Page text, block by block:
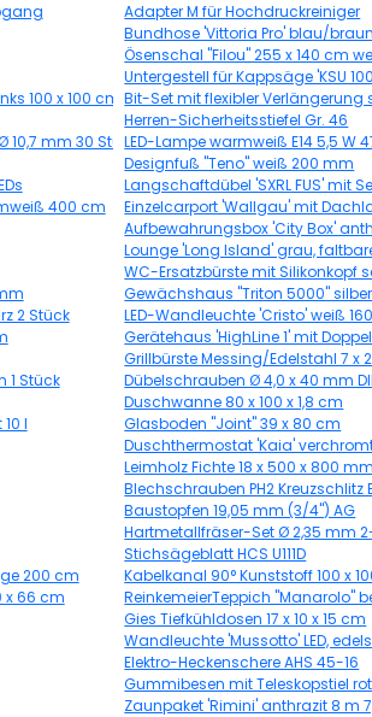
Adapter M für Hochdruckreiniger
Bundhose 'Vittoria Pro' blau/braun
Ösenschal "Filou" 255 x 140 cm
Untergestell für Kappsäge 'KSU
100 x 100 cm Bit-Set mit flexibler Verlängerung
Herren-Sicherheitsstiefel Gr. 46
10,7 mm 30 StückLED-Lampe warmweiß E14 5,5 W
Designfuß "Teno" weiß 200 mm
Langschaftdübel 'SXRL FUS' mit
400 cm
Einzelcarport 'Wallgau' mit
Aufbewahrungsbox 'City Box'
Lounge 'Long Island' grau,
WC-Ersatzbürste mit Silikonkopf
Gewächshaus "Triton 5000"
2 Stück
LED-Wandleuchte 'Cristo' weiß
Gerätehaus 'HighLine 1' mit
Grillbürste Messing/Edelstahl 7 x
1 Stück
Dübelschrauben Ø 4,0 x 40 mm
Duschwanne 80 x 100 x 1,8 cm
l
Glasboden "Joint" 39 x 80 cm
Duschthermostat 'Kaia'
Leimholz Fichte 18 x 500 x 800 mm
Blechschrauben PH2 Kreuzschlitz
Baustopfen 19,05 mm (3/4") AG
Hartmetallfräser-Set Ø 2,35 mm
Stichsägeblatt HCS U111D
200 cm
Kabelkanal 90° Kunststoff 100 x
x 66 cm
ReinkemeierTeppich "Manarolo"
Gies Tiefkühldosen 17 x 10 x 15 cm
Wandleuchte 'Mussotto' LED,
Elektro-Heckenschere AHS 45-16
Gummibesen mit Teleskopstiel rot
Zaunpaket 'Rimini' anthrazit 8 m